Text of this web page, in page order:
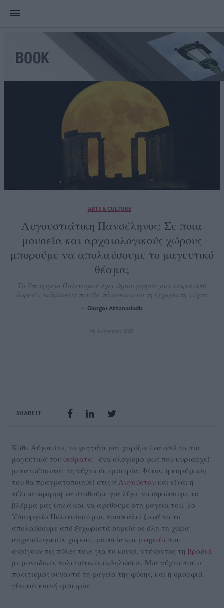
ARTS & CULTURE
Αυγουστιάτικη Πανσέληνος: Σε ποια
μουσεία και αρχαιολογικούς χώρους
μπορούμε να απολαύσουμε το μαγευτικό
θέαμα;
Το Υπουργείο Πολιτισμού έχει δημιουργήσει μία σειρά από
δωρεάν εκδηλώσεις που θα πλαισιώνουν τη ξεχωριστή νύχτα
Giorgos Athanasiadis
06 Αυγούστου 2025
SHARE IT
Κάθε Αύγουστο, το φεγγάρι μας χαρίζει ένα από τα πιο
μαγευτικά του θεάματα - ένα ολόγιομο φως που κυριαρχεί
μετατρέποντας τη νύχτα σε εμπειρία. Φέτος, η κορύφωση
του θα πραγματοποιηθεί στις 9 Αυγούστου και είναι η
τέλεια αφορμή να σταθούμε για λίγο, να σηκώσουμε το
βλέμμα μας ψηλά και να αφεθούμε στη μαγεία του. Το
Υπουργείο Πολιτισμού μας προσκαλεί ξανά να το
απολαύσουμε από ξεχωριστά σημεία σε όλη τη χώρα -
αρχαιολογικούς χώρους, μουσεία και μνημεία που
ανοίγουν τις πύλες τους για το κοινό, ντύνοντας τη βραδιά
με μοναδικές πολιτιστικές εκδηλώσεις. Μια νύχτα που ο
πολιτισμός συναντά τη μαγεία της φύσης, και η ομορφιά
γίνεται κοινή εμπειρία.